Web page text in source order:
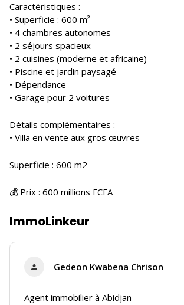
Caractéristiques :
• Superficie : 600 m²
• 4 chambres autonomes
• 2 séjours spacieux
• 2 cuisines (moderne et africaine)
• Piscine et jardin paysagé
• Dépendance
• Garage pour 2 voitures
Détails complémentaires :
• Villa en vente aux gros œuvres
Superficie : 600 m2
💰 Prix : 600 millions FCFA
ImmoLinkeur
Gedeon Kwabena Chrison
Agent immobilier à Abidjan